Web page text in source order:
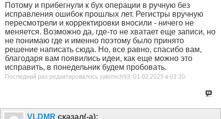
Потому и прибегнули к бух операции в ручную без
исправления ошибок прошлых лет. Регистры вручную
пересмотрели и корректировки вносили - ничего не
меняется. Возможно да, где-то не хватает еще записи, но
не понимаю где и именно поэтому было принято
решение написать сюда. Но, все равно, спасибо вам,
благодаря вам появились идеи, как еще можно это
исправить, в понедельник будем пробовать.
Последний раз редактировалось yakimich93; 01.02.2025 в 03:30.
VLDMR сказал(-а):